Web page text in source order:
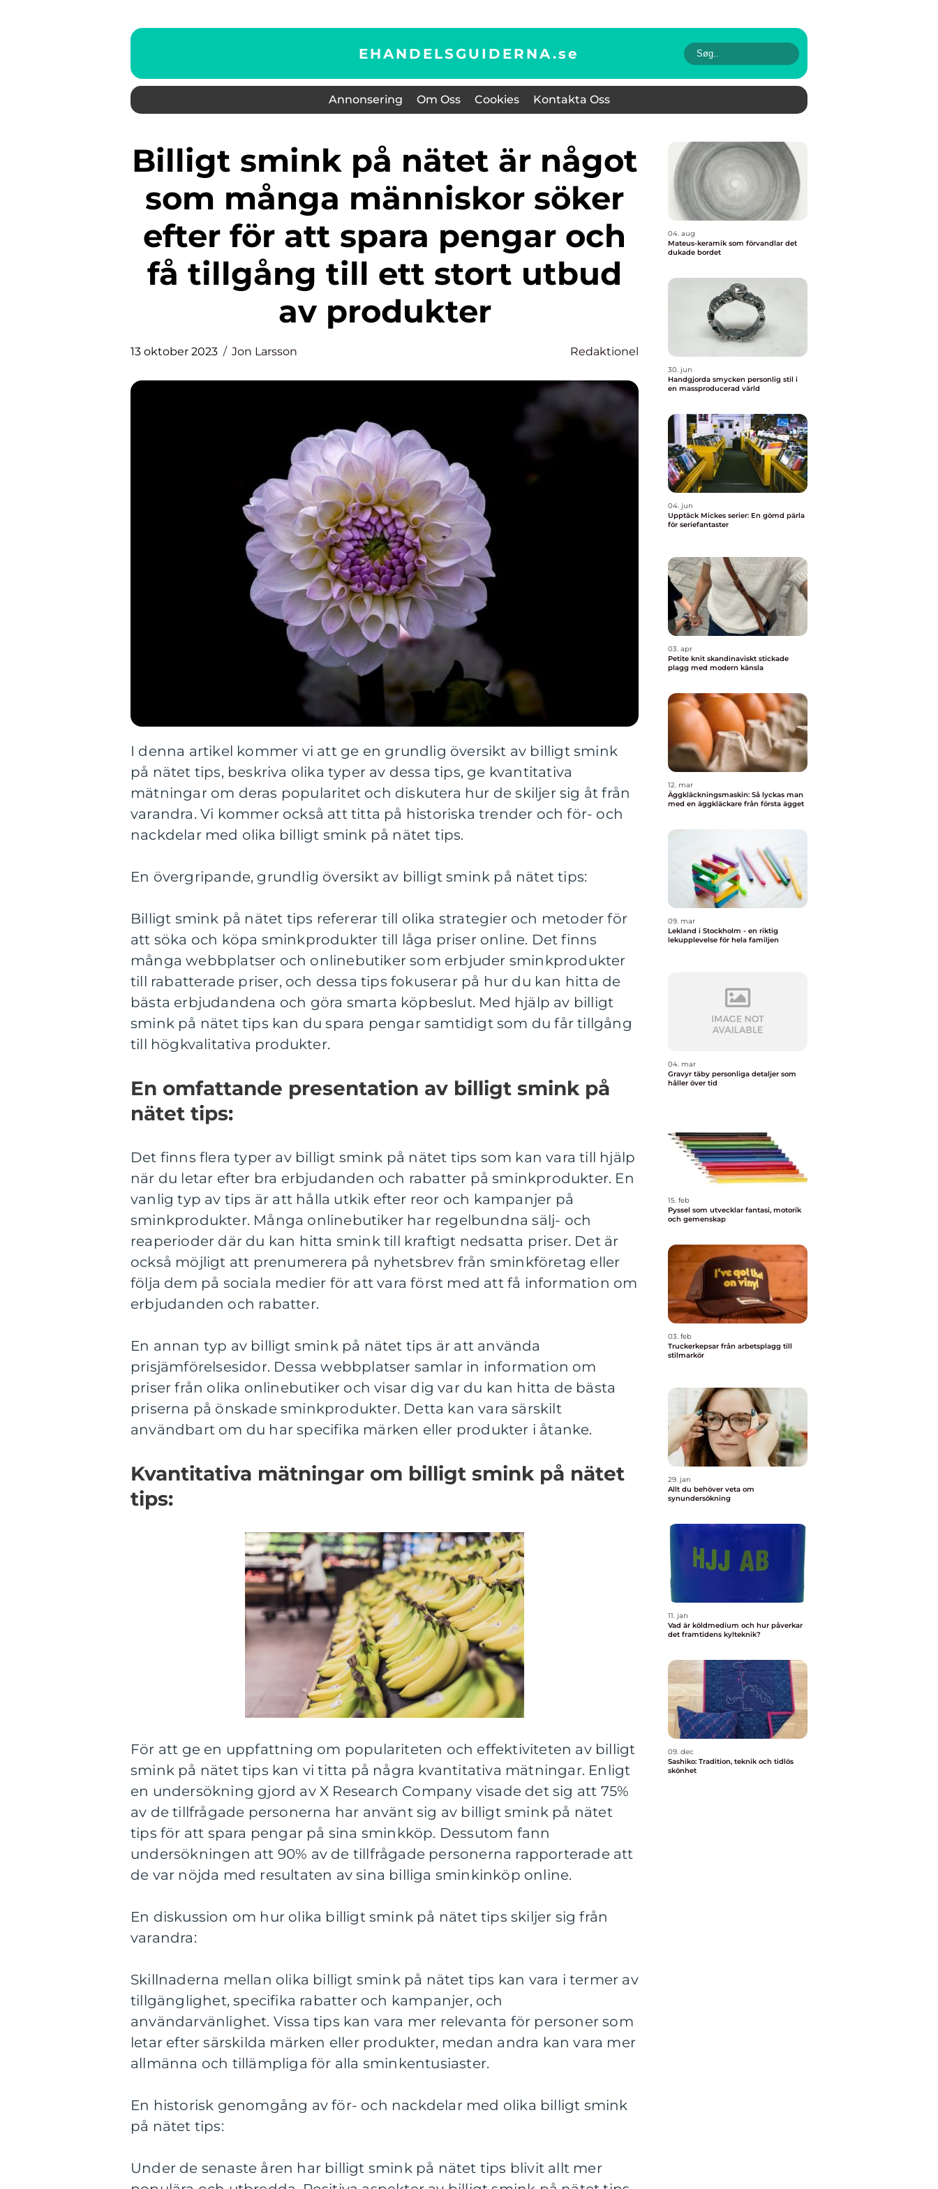
EHANDELSGUIDERNA.se
Annonsering Om Oss Cookies Kontakta Oss
Billigt smink på nätet är något
som många människor söker
efter för att spara pengar och
få tillgång till ett stort utbud
av produkter
13 oktober 2023 Jon Larsson Redaktionel
I denna artikel kommer vi att ge en grundlig översikt av billigt smink
på nätet tips, beskriva olika typer av dessa tips, ge kvantitativa
mätningar om deras popularitet och diskutera hur de skiljer sig åt från
varandra. Vi kommer också att titta på historiska trender och för- och
nackdelar med olika billigt smink på nätet tips.
En övergripande, grundlig översikt av billigt smink på nätet tips:
Billigt smink på nätet tips refererar till olika strategier och metoder för
att söka och köpa sminkprodukter till låga priser online. Det finns
många webbplatser och onlinebutiker som erbjuder sminkprodukter
till rabatterade priser, och dessa tips fokuserar på hur du kan hitta de
bästa erbjudandena och göra smarta köpbeslut. Med hjälp av billigt
smink på nätet tips kan du spara pengar samtidigt som du får tillgång
till högkvalitativa produkter.
En omfattande presentation av billigt smink på
nätet tips:
Det finns flera typer av billigt smink på nätet tips som kan vara till hjälp
när du letar efter bra erbjudanden och rabatter på sminkprodukter. En
vanlig typ av tips är att hålla utkik efter reor och kampanjer på
sminkprodukter. Många onlinebutiker har regelbundna sälj- och
reaperioder där du kan hitta smink till kraftigt nedsatta priser. Det är
också möjligt att prenumerera på nyhetsbrev från sminkföretag eller
följa dem på sociala medier för att vara först med att få information om
erbjudanden och rabatter.
En annan typ av billigt smink på nätet tips är att använda
prisjämförelsesidor. Dessa webbplatser samlar in information om
priser från olika onlinebutiker och visar dig var du kan hitta de bästa
priserna på önskade sminkprodukter. Detta kan vara särskilt
användbart om du har specifika märken eller produkter i åtanke.
Kvantitativa mätningar om billigt smink på nätet
tips:
För att ge en uppfattning om populariteten och effektiviteten av billigt
smink på nätet tips kan vi titta på några kvantitativa mätningar. Enligt
en undersökning gjord av X Research Company visade det sig att 75%
av de tillfrågade personerna har använt sig av billigt smink på nätet
tips för att spara pengar på sina sminkköp. Dessutom fann
undersökningen att 90% av de tillfrågade personerna rapporterade att
de var nöjda med resultaten av sina billiga sminkinköp online.
En diskussion om hur olika billigt smink på nätet tips skiljer sig från
varandra:
Skillnaderna mellan olika billigt smink på nätet tips kan vara i termer av
tillgänglighet, specifika rabatter och kampanjer, och
användarvänlighet. Vissa tips kan vara mer relevanta för personer som
letar efter särskilda märken eller produkter, medan andra kan vara mer
allmänna och tillämpliga för alla sminkentusiaster.
En historisk genomgång av för- och nackdelar med olika billigt smink
på nätet tips:
Under de senaste åren har billigt smink på nätet tips blivit allt mer
04. aug
Mateus-keramik som förvandlar det
dukade bordet
30. jun
Handgjorda smycken personlig stil i
en massproducerad värld
04. jun
Upptäck Mickes serier: En gömd pärla
för seriefantaster
03. apr
Petite knit skandinaviskt stickade
plagg med modern känsla
12. mar
Äggkläckningsmaskin: Så lyckas man
med en äggkläckare från första ägget
09. mar
Lekland i Stockholm - en riktig
lekupplevelse för hela familjen
04. mar
Gravyr täby personliga detaljer som
håller över tid
15. feb
Pyssel som utvecklar fantasi, motorik
och gemenskap
03. feb
Truckerkepsar från arbetsplagg till
stilmarkör
29. jan
Allt du behöver veta om
synundersökning
11. jan
Vad är köldmedium och hur påverkar
det framtidens kylteknik?
09. dec
Sashiko: Tradition, teknik och tidlös
skönhet